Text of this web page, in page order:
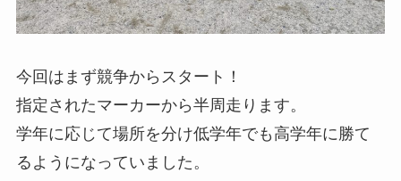
今回はまず競争からスタート！
指定されたマーカーから半周走ります。
学年に応じて場所を分け低学年でも高学年に勝て
るようになっていました。